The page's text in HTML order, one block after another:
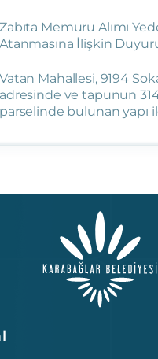
Zabıta Memuru Alımı
Atanmasına İlişkin
Vatan Mahallesi, 9194
adresinde ve tapunun
parselinde bulunan yapı